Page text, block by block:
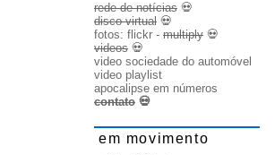
rede de notícias 💀
disco virtual 💀
fotos: flickr - multiply 💀
videos 💀
video sociedade do automóvel
video playlist
apocalipse em números
contato 💀
em movimento